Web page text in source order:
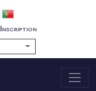
Inscription